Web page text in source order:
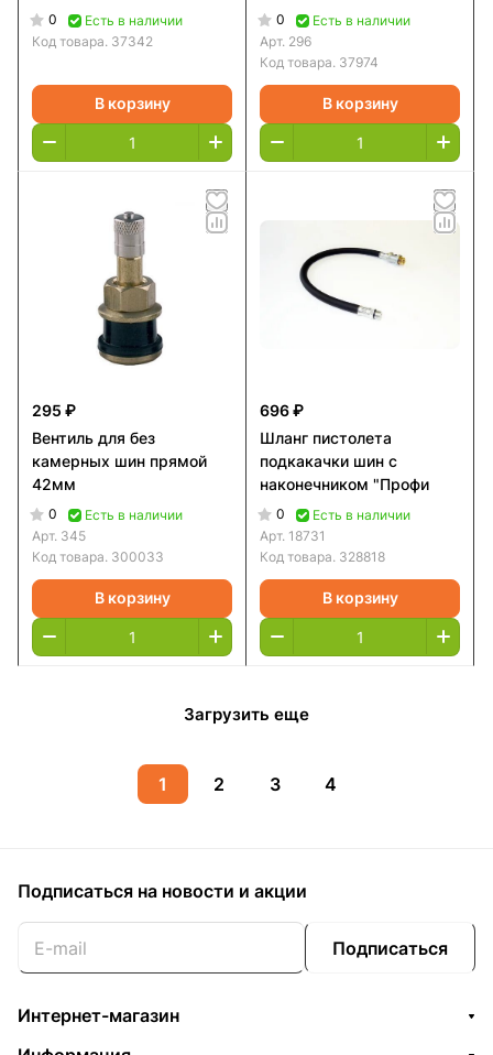
REPAIR
0
Есть в наличии
Код товара. 37342
В корзину
296
0
Есть в наличии
Арт. 296
Код товара. 37974
В корзину
295 ₽
Вентиль для без
камерных шин прямой
42мм
0
Есть в наличии
Арт. 345
Код товара. 300033
В корзину
696 ₽
Шланг пистолета
подкакачки шин с
наконечником "Профи
0
Есть в наличии
Арт. 18731
Код товара. 328818
В корзину
Загрузить еще
1 2 3 4
Подписаться на новости и акции
Подписаться
Интернет-магазин